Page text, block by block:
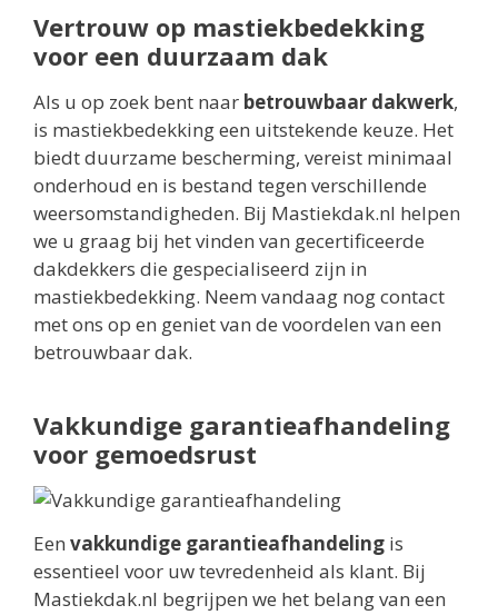
Vertrouw op mastiekbedekking
voor een duurzaam dak
Als u op zoek bent naar betrouwbaar dakwerk,
is mastiekbedekking een uitstekende keuze. Het
biedt duurzame bescherming, vereist minimaal
onderhoud en is bestand tegen verschillende
weersomstandigheden. Bij Mastiekdak.nl helpen
we u graag bij het vinden van gecertificeerde
dakdekkers die gespecialiseerd zijn in
mastiekbedekking. Neem vandaag nog contact
met ons op en geniet van de voordelen van een
betrouwbaar dak.
Vakkundige garantieafhandeling
voor gemoedsrust
Een vakkundige garantieafhandeling is
essentieel voor uw tevredenheid als klant. Bij
Mastiekdak.nl begrijpen we het belang van een